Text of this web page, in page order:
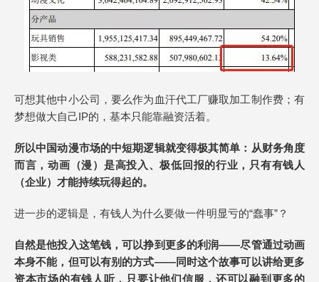
可想其他中小公司，要么作为血汗代工厂赚取加工制作费；有
梦想做大自己IP的，基本只能靠融资活着。
所以中国动漫市场的中短期逻辑就变得极其简单：从财务角度
而言，动画 （漫） 是高投入、极低回报的行业，只有有钱人
（企业） 才能持续玩得起的。
进一步的逻辑是，有钱人为什么要做一件明显亏的“蠢事”？
自然是他投入这笔钱，可以挣到更多的利润——尽管通过动画
本身不能，但可以有别的方式——同时这个故事可以讲给更多
资本市场的有钱人听，只要让他们信服，还可以融到更多的